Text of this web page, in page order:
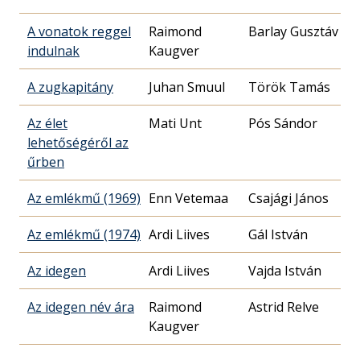
A vonatok reggel
indulnak
Raimond
Kaugver
Barlay Gusztáv
A zugkapitány Juhan Smuul Török Tamás
Az élet
lehetőségéről az
űrben
Mati Unt Pós Sándor
Az emlékmű (1969) Enn Vetemaa Csajági János
Az emlékmű (1974) Ardi Liives Gál István
Az idegen Ardi Liives Vajda István
Az idegen név ára
Raimond
Kaugver
Astrid Relve